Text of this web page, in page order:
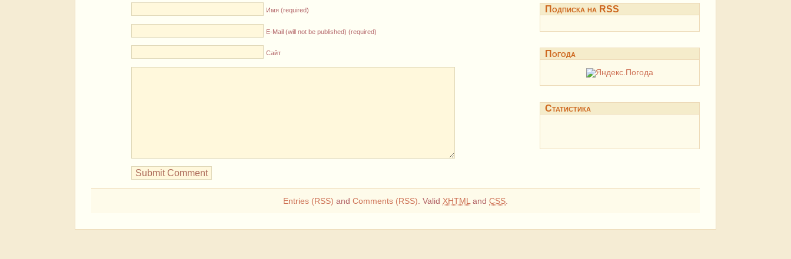
Имя (required)
E-Mail (will not be published) (required)
Сайт
Подписка на RSS
Погода
Статистика
Entries (RSS) and Comments (RSS) . Valid XHTML and CSS